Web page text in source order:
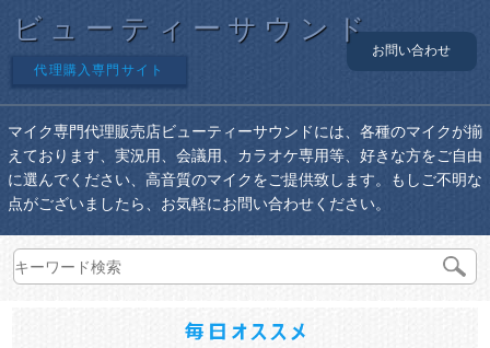
ビューティーサウンド
代理購入専門サイト
お問い合わせ
マイク専門代理販売店ビューティーサウンドには、各種のマイクが揃
えております、実況用、会議用、カラオケ専用等、好きな方をご自由
に選んでください、高音質のマイクをご提供致します。もしご不明な
点がございましたら、お気軽にお問い合わせください。